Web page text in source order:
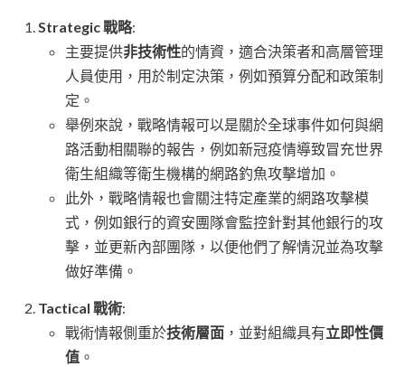
Strategic 戰略:
主要提供非技術性的情資，適合決策者和高層管理
人員使用，用於制定決策，例如預算分配和政策制
定。
舉例來說，戰略情報可以是關於全球事件如何與網
路活動相關聯的報告，例如新冠疫情導致冒充世界
衛生組織等衛生機構的網路釣魚攻擊增加。
此外，戰略情報也會關注特定產業的網路攻擊模
式，例如銀行的資安團隊會監控針對其他銀行的攻
擊，並更新內部團隊，以便他們了解情況並為攻擊
做好準備。
Tactical 戰術:
戰術情報側重於技術層面 ，並對組織具有立即性價
值 。